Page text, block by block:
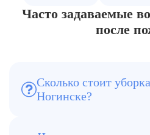
Часто задаваемые
после
Сколько стоит
Ногинске?
Цена зависит от площади
загрязнения. В среднем